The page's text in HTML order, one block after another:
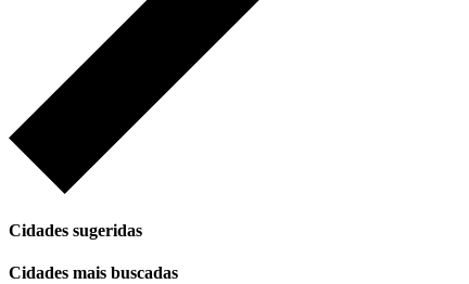
Cidades sugeridas
Cidades mais buscadas